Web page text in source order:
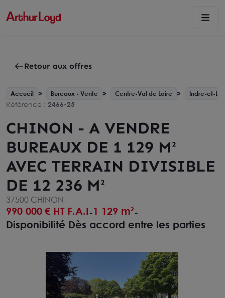
Retour aux offres
Accueil Bureaux - Vente Centre-Val de Loire Indre-et-
Référence : 2466-25
CHINON - A VENDRE
BUREAUX DE 1 129 M²
AVEC TERRAIN DIVISIBLE
DE 12 236 M²
37500 CHINON
990 000 € HT F.A.I-1 129 m²-
Disponibilité Dès accord entre les parties